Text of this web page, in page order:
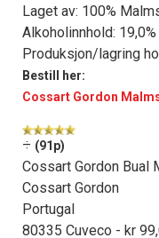
Laget av: 100%
Alkoholinnhold: 19,0%
Produksjon/lagring
Bestill her:
Cossart Gordon
÷ (91p)
Cossart Gordon Bual
Cossart Gordon
Portugal
80335 Cuveco - kr